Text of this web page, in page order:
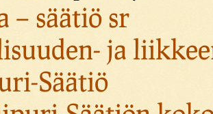
– säätiö sr
ja
Säätiö